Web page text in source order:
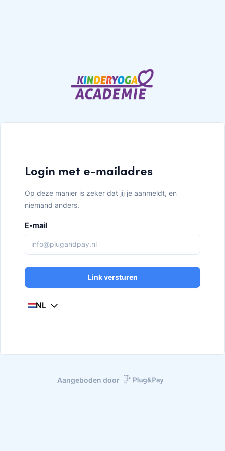
Login met e-mailadres
Op deze manier is zeker dat jij je aanmeldt, en
niemand anders.
E-mail
Link versturen
NL
Aangeboden door